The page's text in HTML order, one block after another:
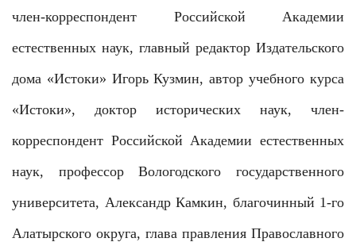
член-корреспондент Российской Академии
естественных наук, главный редактор Издательского
дома «Истоки» Игорь Кузмин, автор учебного курса
«Истоки», доктор исторических наук, член-
корреспондент Российской Академии естественных
наук, профессор Вологодского государственного
университета, Александр Камкин, благочинный 1-го
Алатырского округа, глава правления Православного